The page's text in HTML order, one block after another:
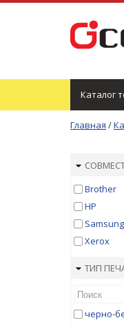
Каталог
Главная /
Brother
HP
Samsung
Xerox
ТИП
черно-